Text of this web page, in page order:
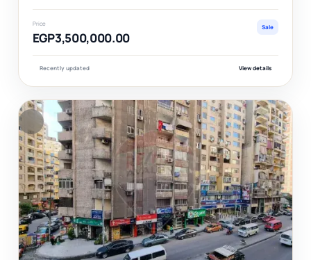
Price
EGP3,500,000.00
Sale
Recently updated View details